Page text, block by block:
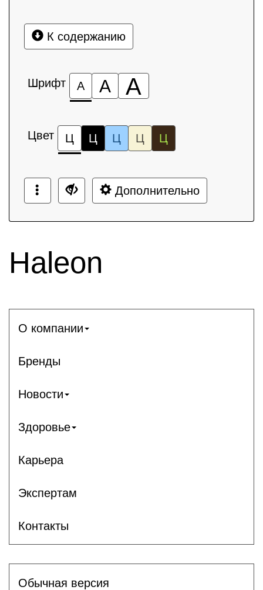
К содержанию
Шрифт А А А
Цвет Ц Ц Ц Ц Ц
Дополнительно
Haleon
О компании
Бренды
Новости
Здоровье
Карьера
Экспертам
Контакты
Обычная версия